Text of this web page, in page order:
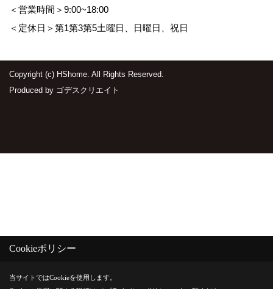
＜営業時間＞9:00~18:00
＜定休日＞第1第3第5土曜日、日曜日、祝日
Copyright (c) HShome. All Rights Reserved.
Produced by ゴデスクリエイト
Cookieポリシー
当サイトではCookieを使用します。